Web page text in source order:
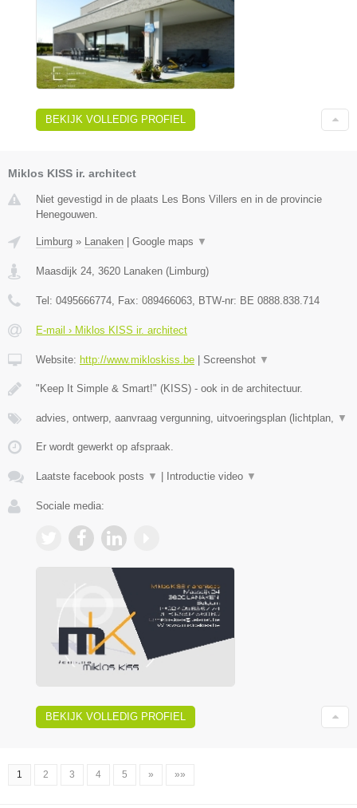
BEKIJK VOLLEDIG PROFIEL
Miklos KISS ir. architect
Niet gevestigd in de plaats Les Bons Villers en in de provincie
Henegouwen.
Limburg » Lanaken | Google maps ▼
Maasdijk 24 3620 Lanaken (Limburg)
Tel: 0495666774 , Fax: 089466063 , BTW-nr: BE 0888.838.714
E-mail › Miklos KISS ir. architect
Website: http://www.mikloskiss.be | Screenshot ▼
"Keep It Simple & Smart!" (KISS) - ook in de architectuur.
advies, ontwerp, aanvraag vergunning, uitvoeringsplan (lichtplan, ▼
Er wordt gewerkt op afspraak.
Laatste facebook posts ▼ | Introductie video ▼
Sociale media:
BEKIJK VOLLEDIG PROFIEL
1 2 3 4 5 » »»